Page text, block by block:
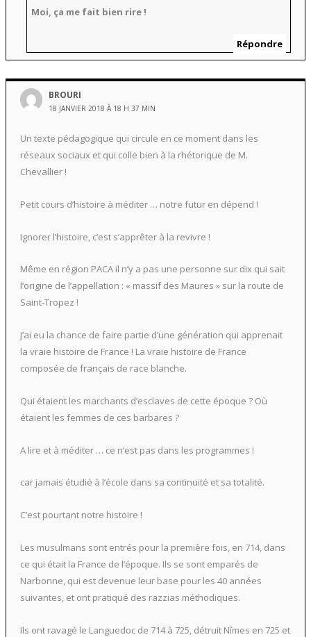
Moi, ça me fait bien rire !
Répondre
BROURI
18 JANVIER 2018 À 18 H 37 MIN
Un texte pédagogique qui circule en ce moment dans les
réseaux sociaux et qui colle bien à la rhétorique de M.
Chevallier !
Petit cours d’histoire à méditer … notre futur en dépend !
Ignorer l’histoire, c’est s’apprêter à la revivre !
Même en région PACA il n’y a pas une personne sur dix qui sait
l’origine de l’appellation : « massif des Maures » sur la route de
Saint-Tropez !
J’ai eu la chance de faire partie d’une génération qui apprenait
la vraie histoire de France ! La vraie histoire de France
composée de français de race blanche.
Qui étaient les marchants d’esclaves de cette époque ? Où
étaient les femmes de ces barbares ?
A lire et à méditer … ce n’est pas dans les programmes !
car jamais étudié à l’école dans sa continuité et sa totalité.
C’est pourtant notre histoire !
Les musulmans sont entrés pour la première fois, en 714, dans
ce qui était la France de l’époque. Ils se sont emparés de
Narbonne, qui est devenue leur base pour les 40 années
suivantes, et ont pratiqué des razzias méthodiques.
Ils ont ravagé le Languedoc de 714 à 725, détruit Nîmes en 725 et